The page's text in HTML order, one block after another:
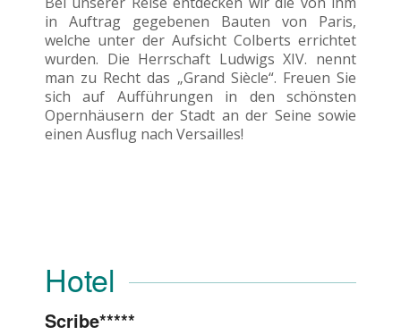
in Auftrag gegebenen Bauten von Paris,
welche unter der Aufsicht Colberts errichtet
wurden. Die Herrschaft Ludwigs XIV. nennt
man zu Recht das „Grand Siècle“. Freuen Sie
sich auf Aufführungen in den schönsten
Opernhäusern der Stadt an der Seine sowie
einen Ausflug nach Versailles!
Hotel
Scribe*****